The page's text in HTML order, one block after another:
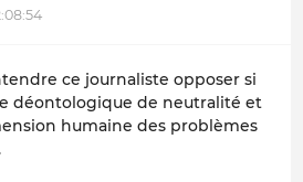
ce journaliste opposer si
déontologique de neutralité et
humaine des problèmes